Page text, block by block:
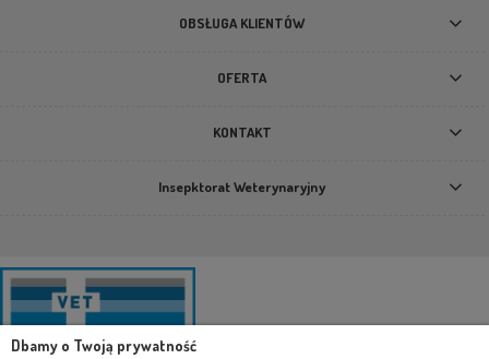
OBSŁUGA KLIENTÓW
OFERTA
KONTAKT
Insepktorat Weterynaryjny
Dbamy o Twoją prywatność